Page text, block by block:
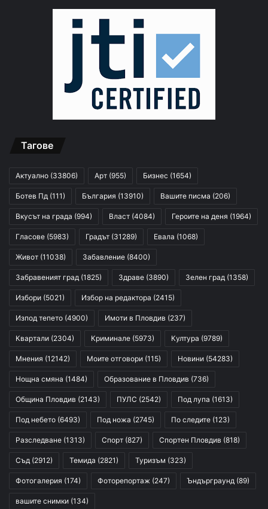
Тагове
Актуално (33806) Арт (955) Бизнес (1654)
Ботев Пд (111) България (13910) Вашите писма (206)
Вкусът на града (994) Власт (4084) Героите на деня (1964)
Гласове (5983) Градът (31289) Евала (1068)
Живот (11038) Забавление (8400)
Забравеният град (1825) Здраве (3890) Зелен град (1358)
Избори (5021) Избор на редактора (2415)
Изпод тепето (4900) Имоти в Пловдив (237)
Квартали (2304) Криминале (5973) Култура (9789)
Мнения (12142) Моите отговори (115) Новини (54283)
Нощна смяна (1484) Образование в Пловдив (736)
Община Пловдив (2143) ПУЛС (2542) Под лупа (1613)
Под небето (6493) Под ножа (2745) По следите (123)
Разследване (1313) Спорт (827) Спортен Пловдив (818)
Съд (2912) Темида (2821) Туризъм (323)
Фотогалерия (174) Фоторепортаж (247) Ъндърграунд (89)
вашите снимки (134)